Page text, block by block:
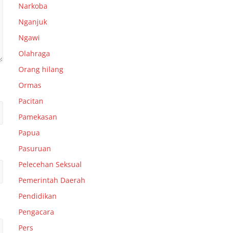
Narkoba
Nganjuk
Ngawi
Olahraga
Orang hilang
Ormas
Pacitan
Pamekasan
Papua
Pasuruan
Pelecehan Seksual
Pemerintah Daerah
Pendidikan
Pengacara
Pers